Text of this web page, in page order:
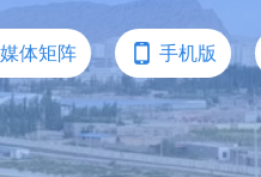
体矩阵 手机版